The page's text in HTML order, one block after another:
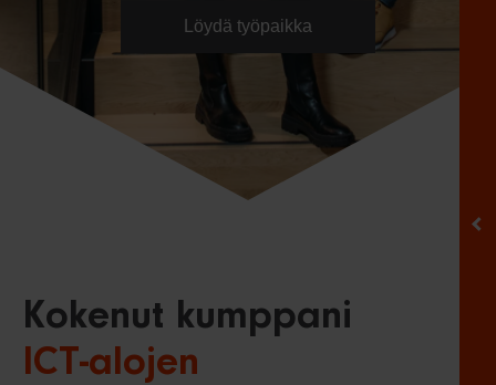
Löydä työpaikka
Kokenut kumppani
ICT-alojen